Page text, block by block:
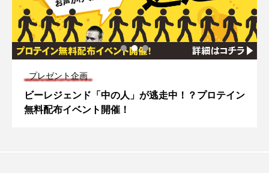
プレゼント企画
ビーレジェンド「中の人」が逃走中！？プロテイン
無料配布イベント開催！